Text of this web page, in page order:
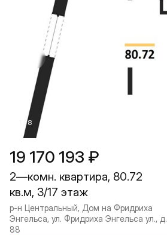
19 170 193 ₽
2—комн. квартира, 80.72
кв.м, 3/17 этаж
р-н Центральный, Дом на Фридриха
Энгельса, ул. Фридриха Энгельса ул., д.
88
1 / 8
Прокрутить влево